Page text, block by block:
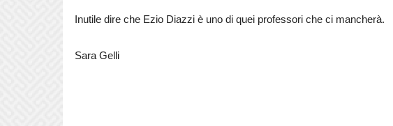
Inutile dire che Ezio Diazzi è uno di quei professori che ci mancherà.
Sara Gelli